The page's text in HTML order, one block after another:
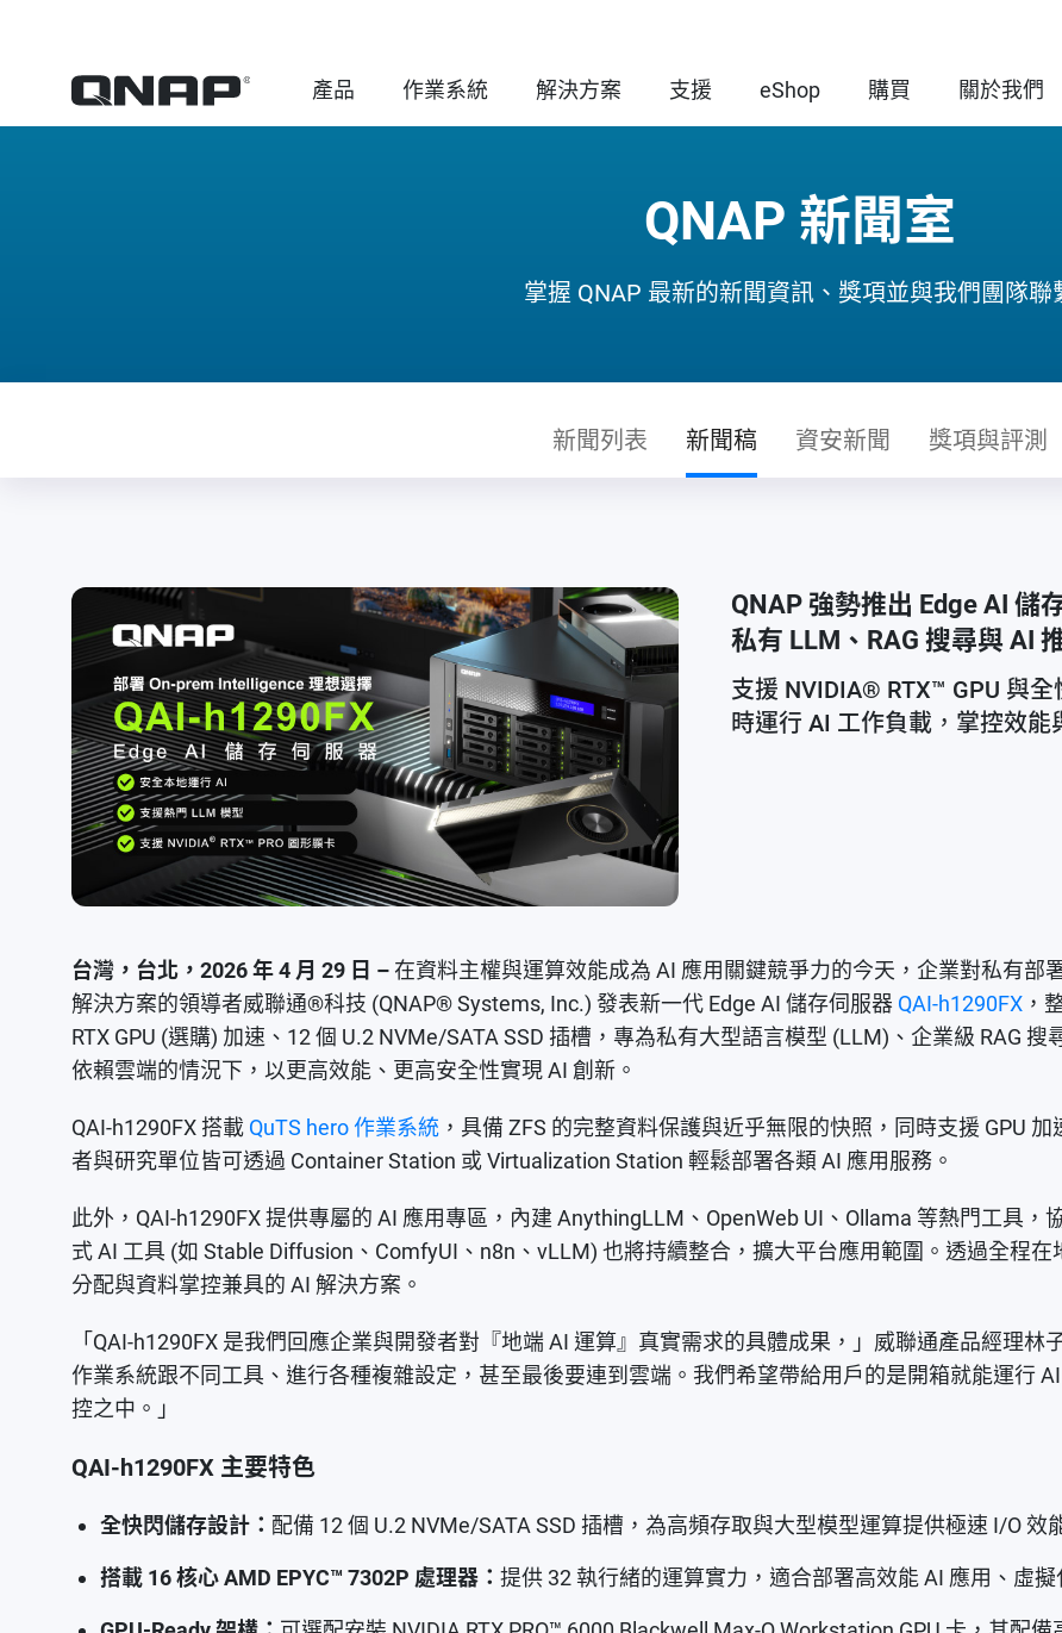
產品 作業系統 解決方案 支援 eShop 購買 關於我們
QNAP 新聞室
掌握 QNAP 最新的新聞資訊、獎項並與我們團隊聯
新聞列表 新聞稿 資安新聞 獎項與評測
QNAP 強勢推出 Edge AI 儲
私有 LLM、RAG 搜尋與 AI
支援 NVIDIA® RTX™ GPU 與
時運行 AI 工作負載，掌控效能
台灣，台北，2026 年 4 月 29 日 – 在資料主權與運算效能成為 AI 應用關鍵競爭力的今天，企業對私有部
解決方案的領導者威聯通®科技 (QNAP® Systems, Inc.) 發表新一代 Edge AI 儲存伺服器 QAI-h1290FX ，
RTX GPU (選購) 加速、12 個 U.2 NVMe/SATA SSD 插槽，專為私有大型語言模型 (LLM)、企業級 RAG
依賴雲端的情況下，以更高效能、更高安全性實現 AI 創新。
QAI-h1290FX 搭載 QuTS hero 作業系統 ，具備 ZFS 的完整資料保護與近乎無限的快照，同時支援 GPU
者與研究單位皆可透過 Container Station 或 Virtualization Station 輕鬆部署各類 AI 應用服務。
此外，QAI-h1290FX 提供專屬的 AI 應用專區，內建 AnythingLLM、OpenWeb UI、Ollama 等熱門工具
式 AI 工具 (如 Stable Diffusion、ComfyUI、n8n、vLLM) 也將持續整合，擴大平台應用範圍。透過全程
分配與資料掌控兼具的 AI 解決方案。
「QAI-h1290FX 是我們回應企業與開發者對『地端 AI 運算』真實需求的具體成果，」威聯通產品經理
作業系統跟不同工具、進行各種複雜設定，甚至最後要連到雲端。我們希望帶給用戶的是開箱就能運行
控之中。」
QAI-h1290FX 主要特色
全快閃儲存設計： 配備 12 個 U.2 NVMe/SATA SSD 插槽，為高頻存取與大型模型運算提供極速 I/O 效
搭載 16 核心 AMD EPYC™ 7302P 處理器： 提供 32 執行緒的運算實力，適合部署高效能 AI 應用、虛擬